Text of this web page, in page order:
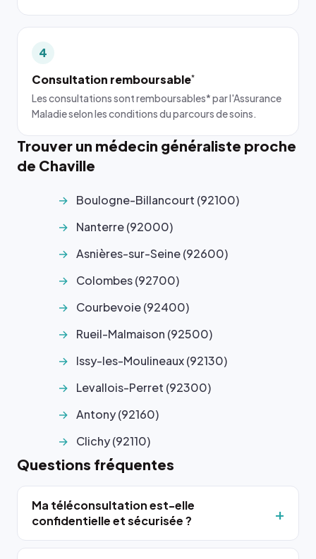
4
Consultation remboursable*
Les consultations sont remboursables* par l'Assurance
Maladie selon les conditions du parcours de soins.
Trouver un médecin généraliste proche
de Chaville
Boulogne-Billancourt (92100)
Nanterre (92000)
Asnières-sur-Seine (92600)
Colombes (92700)
Courbevoie (92400)
Rueil-Malmaison (92500)
Issy-les-Moulineaux (92130)
Levallois-Perret (92300)
Antony (92160)
Clichy (92110)
Questions fréquentes
Ma téléconsultation est-elle
confidentielle et sécurisée ?